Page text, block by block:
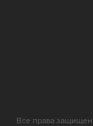
Все права